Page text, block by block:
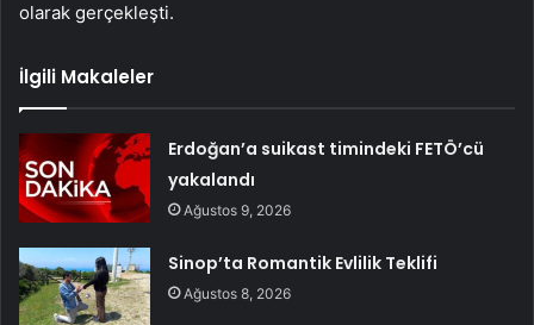
olarak gerçekleşti.
İlgili Makaleler
Erdoğan’a suikast timindeki FETÖ’cü
yakalandı
Ağustos 9, 2026
Sinop’ta Romantik Evlilik Teklifi
Ağustos 8, 2026